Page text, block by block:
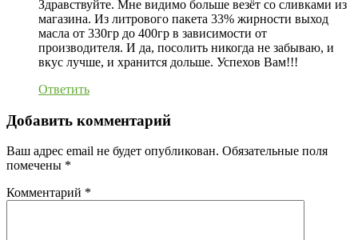
Здравствуйте. Мне видимо больше везёт со сливками из
магазина. Из литрового пакета 33% жирности выход
масла от 330гр до 400гр в зависимости от
производителя. И да, посолить никогда не забываю, и
вкус лучше, и хранится дольше. Успехов Вам!!!
Ответить
Добавить комментарий
Ваш адрес email не будет опубликован. Обязательные поля
помечены *
Комментарий *